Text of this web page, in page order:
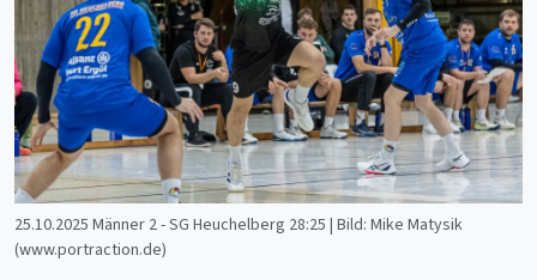
25.10.2025 Männer 2 - SG Heuchelberg 28:25 | Bild: Mike Matysik
(www.portraction.de)